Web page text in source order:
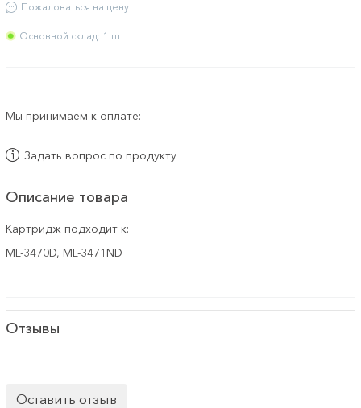
Пожаловаться на цену
Основной склад: 1 шт
Мы принимаем к оплате:
Задать вопрос по продукту
Описание товара
Картридж подходит к:
ML-3470D, ML-3471ND
Отзывы
Оставить отзыв